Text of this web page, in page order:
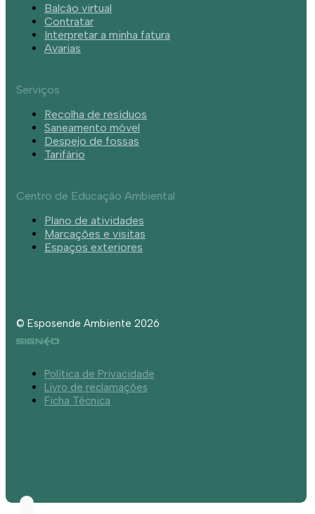
Balcão virtual
Contratar
Interpretar a minha fatura
Avarias
Serviços
Recolha de resíduos
Saneamento móvel
Despejo de fossas
Tarifário
Centro de Educação Ambiental
Plano de atividades
Marcações e visitas
Espaços exteriores
© Esposende Ambiente 2026
Política de Privacidade
Livro de reclamações
Ficha Técnica